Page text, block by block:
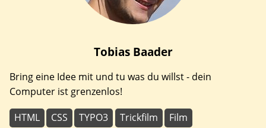
Tobias Baader
Bring eine Idee mit und tu was du willst - dein
Computer ist grenzenlos!
HTML CSS TYPO3 Trickfilm
Film